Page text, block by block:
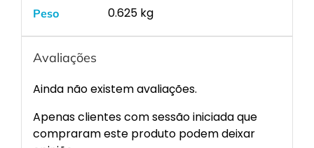
Peso 0.625 kg
Avaliações
Ainda não existem avaliações.
Apenas clientes com sessão iniciada que
compraram este produto podem deixar